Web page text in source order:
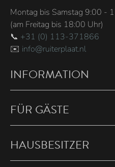
Montag bis Samstag 9:00 -
(am Freitag bis 18:00 Uhr)
📞 +31 (0) 113-371866
✉️ info@ruiterplaat.nl
INFORMATION
FÜR GÄSTE
HAUSBESITZER